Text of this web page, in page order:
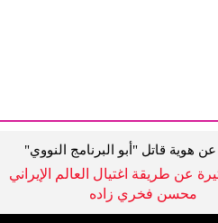
هوية قاتل "أبو البرنامج النووي"
عن طريقة اغتيال العالم الإيراني
محسن فخري زاده